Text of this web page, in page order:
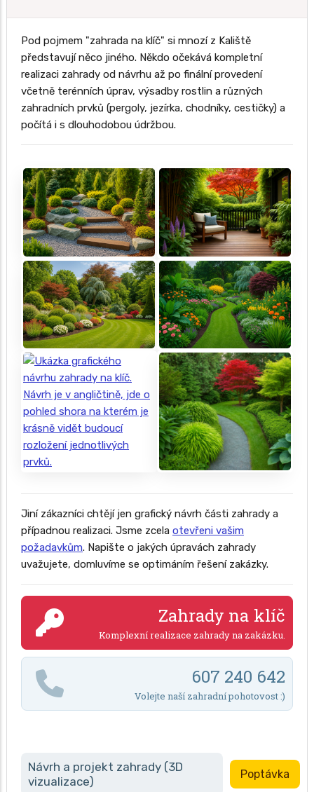
Pod pojmem "zahrada na klíč" si mnozí z Kaliště
představují něco jiného. Někdo očekává kompletní
realizaci zahrady od návrhu až po finální provedení
včetně terénních úprav, výsadby rostlin a různých
zahradních prvků (pergoly, jezírka, chodníky, cestičky) a
počítá i s dlouhodobou údržbou.
Jiní zákazníci chtějí jen grafický návrh části zahrady a
případnou realizaci. Jsme zcela otevřeni vašim
požadavkům. Napište o jakých úpravách zahrady
uvažujete, domluvíme se optimáním řešení zakázky.
Zahrady na klíč
Komplexní realizace zahrady na zakázku.
607 240 642
Volejte naší zahradní pohotovost :)
Návrh a projekt zahrady (3D
vizualizace)
Poptávka